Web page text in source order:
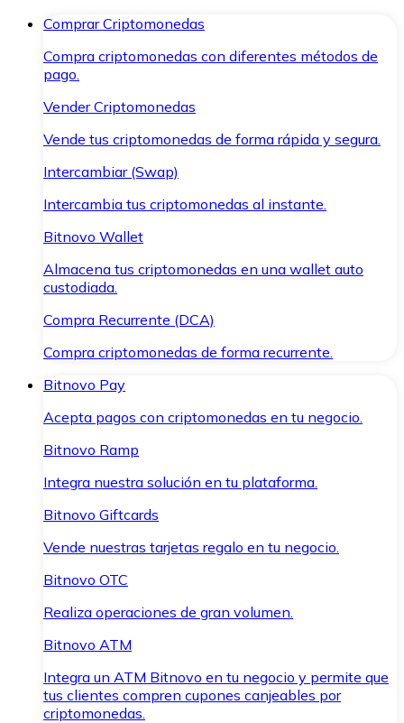
Comprar Criptomonedas
Compra criptomonedas con diferentes métodos de
pago.
Vender Criptomonedas
Vende tus criptomonedas de forma rápida y segura.
Intercambiar (Swap)
Intercambia tus criptomonedas al instante.
Bitnovo Wallet
Almacena tus criptomonedas en una wallet auto
custodiada.
Compra Recurrente (DCA)
Compra criptomonedas de forma recurrente.
Bitnovo Pay
Acepta pagos con criptomonedas en tu negocio.
Bitnovo Ramp
Integra nuestra solución en tu plataforma.
Bitnovo Giftcards
Vende nuestras tarjetas regalo en tu negocio.
Bitnovo OTC
Realiza operaciones de gran volumen.
Bitnovo ATM
Integra un ATM Bitnovo en tu negocio y permite que
tus clientes compren cupones canjeables por
criptomonedas.